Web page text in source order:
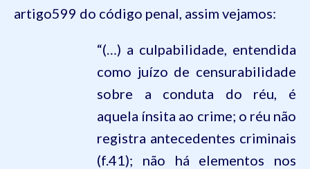
artigo599 do código penal, assim vejamos:
“(…) a culpabilidade, entendida
como juízo de censurabilidade
sobre a conduta do réu, é
aquela ínsita ao crime; o réu não
registra antecedentes criminais
(f.41); não há elementos nos